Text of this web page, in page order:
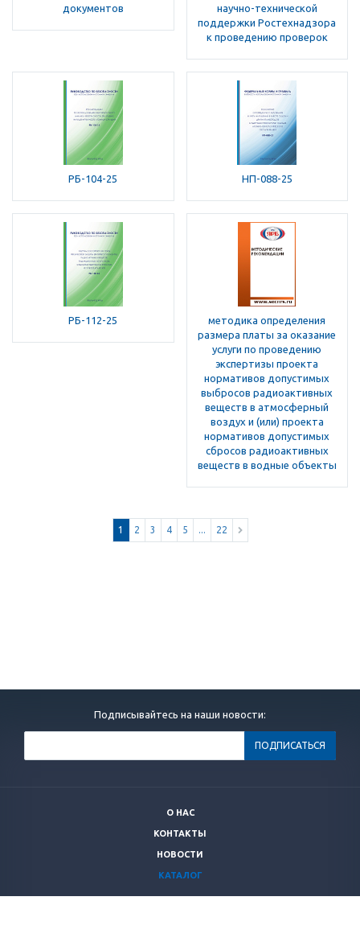
документов
научно-технической
поддержки Ростехнадзора
к проведению проверок
РБ-104-25 НП-088-25
РБ-112-25
методика определения
размера платы за оказание
услуги по проведению
экспертизы проекта
нормативов допустимых
выбросов радиоактивных
веществ в атмосферный
воздух и (или) проекта
нормативов допустимых
сбросов радиоактивных
веществ в водные объекты
1 2 3 4 5 ... 22
Подписывайтесь на наши новости:
О НАС
КОНТАКТЫ
НОВОСТИ
КАТАЛОГ